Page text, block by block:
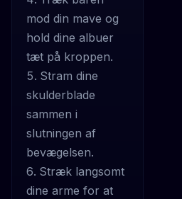
mod din mave og
hold dine albuer
tæt på kroppen.
Stram dine
skulderblade
sammen i
slutningen af
bevægelsen.
Stræk langsomt
dine arme for at